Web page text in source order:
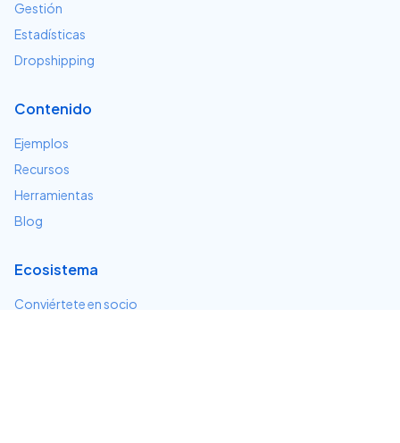
Gestión
Estadísticas
Dropshipping
Contenido
Ejemplos
Recursos
Herramientas
Blog
Ecosistema
Conviértete en socio